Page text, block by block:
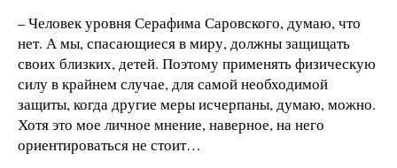
– Человек уровня Серафима Саровского, думаю, что
нет. А мы, спасающиеся в миру, должны защищать
своих близких, детей. Поэтому применять физическую
силу в крайнем случае, для самой необходимой
защиты, когда другие меры исчерпаны, думаю, можно.
Хотя это мое личное мнение, наверное, на него
ориентироваться не стоит…